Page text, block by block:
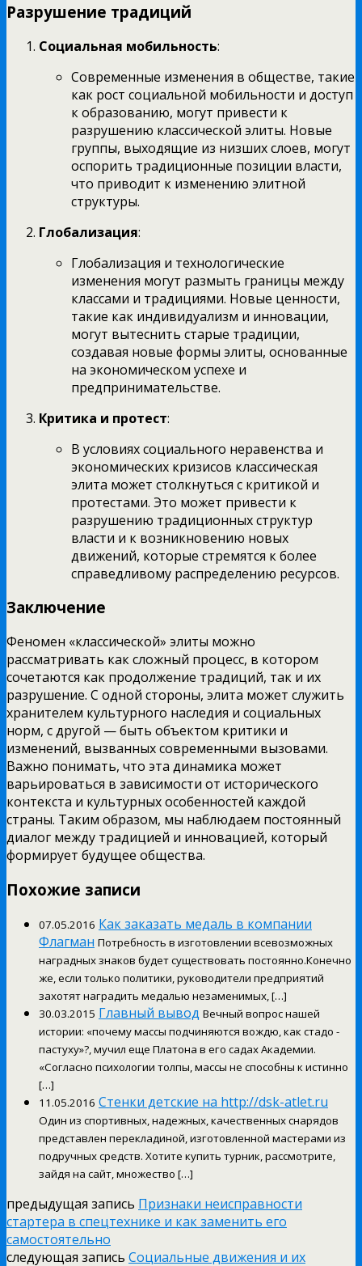
Разрушение традиций
Социальная мобильность:
Современные изменения в обществе, такие
как рост социальной мобильности и доступ
к образованию, могут привести к
разрушению классической элиты. Новые
группы, выходящие из низших слоев, могут
оспорить традиционные позиции власти,
что приводит к изменению элитной
структуры.
Глобализация:
Глобализация и технологические
изменения могут размыть границы между
классами и традициями. Новые ценности,
такие как индивидуализм и инновации,
могут вытеснить старые традиции,
создавая новые формы элиты, основанные
на экономическом успехе и
предпринимательстве.
Критика и протест:
В условиях социального неравенства и
экономических кризисов классическая
элита может столкнуться с критикой и
протестами. Это может привести к
разрушению традиционных структур
власти и к возникновению новых
движений, которые стремятся к более
справедливому распределению ресурсов.
Заключение
Феномен «классической» элиты можно
рассматривать как сложный процесс, в котором
сочетаются как продолжение традиций, так и их
разрушение. С одной стороны, элита может служить
хранителем культурного наследия и социальных
норм, с другой — быть объектом критики и
изменений, вызванных современными вызовами.
Важно понимать, что эта динамика может
варьироваться в зависимости от исторического
контекста и культурных особенностей каждой
страны. Таким образом, мы наблюдаем постоянный
диалог между традицией и инновацией, который
формирует будущее общества.
Похожие записи
07.05.2016 Как заказать медаль в компании
Флагман Потребность в изготовлении всевозможных
наградных знаков будет существовать постоянно.Конечно
же, если только политики, руководители предприятий
захотят наградить медалью незаменимых, […]
30.03.2015 Главный вывод Вечный вопрос нашей
истории: «почему массы подчиняются вождю, как стадо -
пастуху»?, мучил еще Платона в его садах Академии.
«Согласно психологии толпы, массы не способны к истинно
[…]
11.05.2016 Стенки детские на http://dsk-atlet.ru
Один из спортивных, надежных, качественных снарядов
представлен перекладиной, изготовленной мастерами из
подручных средств. Хотите купить турник, рассмотрите,
зайдя на сайт, множество […]
предыдущая запись Признаки неисправности
стартера в спецтехнике и как заменить его
самостоятельно
следующая запись Социальные движения и их